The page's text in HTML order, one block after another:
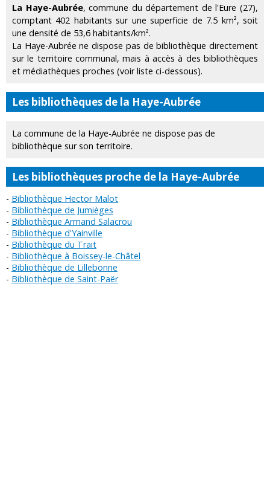
La Haye-Aubrée, commune du département de l'Eure (27),
comptant 402 habitants sur une superficie de 7.5 km², soit
une densité de 53,6 habitants/km².
La Haye-Aubrée ne dispose pas de bibliothèque directement
sur le territoire communal, mais à accès à des bibliothèques
et médiathèques proches (voir liste ci-dessous).
Les bibliothèques de la Haye-Aubrée
La commune de la Haye-Aubrée ne dispose pas de
bibliothèque sur son territoire.
Les bibliothèques proche de la Haye-Aubrée
Bibliothèque Hector Malot
Bibliothèque de Jumièges
Bibliothèque Armand Salacrou
Bibliothèque d'Yainville
Bibliothèque du Trait
Bibliothèque à Boissey-le-Châtel
Bibliothèque de Lillebonne
Bibliothèque de Saint-Paër